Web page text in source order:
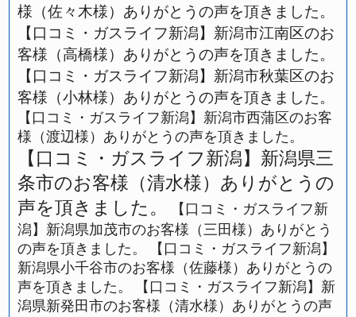
様（佐々木様）ありがとうの声を頂きました。
【口コミ・ガスライフ新潟】新潟市江南区のお
客様（高橋様）ありがとうの声を頂きました。
【口コミ・ガスライフ新潟】新潟市秋葉区のお
客様（小林様）ありがとうの声を頂きました。
【口コミ・ガスライフ新潟】新潟市西蒲区のお客
様（渡辺様）ありがとうの声を頂きました。
【口コミ・ガスライフ新潟】新潟県三
条市のお客様（清水様）ありがとうの
声を頂きました。
【口コミ・ガスライフ新
潟】新潟県加茂市のお客様（三田様）ありがとう
の声を頂きました。
【口コミ・ガスライフ新潟】
新潟県小千谷市のお客様（佐藤様）ありがとうの
声を頂きました。
【口コミ・ガスライフ新潟】新
潟県新発田市のお客様（清水様）ありがとうの声